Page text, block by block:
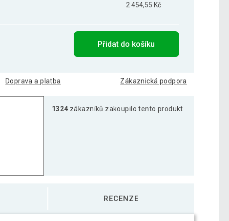
2 933 Kč
fotbal Belfast rozkládací, tmavé dřevo
2 454,55 Kč
Přidat do košíku
Doprava a platba Zákaznická podpora
1324 zákazníků zakoupilo tento produkt
RECENZE